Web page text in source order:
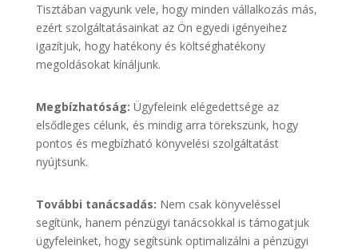
Tisztában vagyunk vele, hogy minden vállalkozás más,
ezért szolgáltatásainkat az Ön egyedi igényeihez
igazítjuk, hogy hatékony és költséghatékony
megoldásokat kínáljunk.
Megbízhatóság: Ügyfeleink elégedettsége az
elsődleges célunk, és mindig arra törekszünk, hogy
pontos és megbízható könyvelési szolgáltatást
nyújtsunk.
További tanácsadás: Nem csak könyveléssel
segítünk, hanem pénzügyi tanácsokkal is támogatjuk
ügyfeleinket, hogy segítsünk optimalizálni a pénzügyi